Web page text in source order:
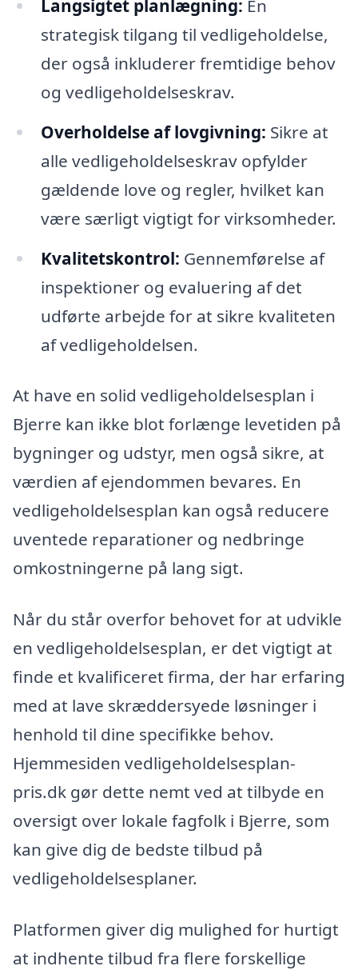
Langsigtet planlægning: En
strategisk tilgang til vedligeholdelse,
der også inkluderer fremtidige behov
og vedligeholdelseskrav.
Overholdelse af lovgivning: Sikre at
alle vedligeholdelseskrav opfylder
gældende love og regler, hvilket kan
være særligt vigtigt for virksomheder.
Kvalitetskontrol: Gennemførelse af
inspektioner og evaluering af det
udførte arbejde for at sikre kvaliteten
af vedligeholdelsen.
At have en solid vedligeholdelsesplan i
Bjerre kan ikke blot forlænge levetiden på
bygninger og udstyr, men også sikre, at
værdien af ejendommen bevares. En
vedligeholdelsesplan kan også reducere
uventede reparationer og nedbringe
omkostningerne på lang sigt.
Når du står overfor behovet for at udvikle
en vedligeholdelsesplan, er det vigtigt at
finde et kvalificeret firma, der har erfaring
med at lave skræddersyede løsninger i
henhold til dine specifikke behov.
Hjemmesiden vedligeholdelsesplan-
pris.dk gør dette nemt ved at tilbyde en
oversigt over lokale fagfolk i Bjerre, som
kan give dig de bedste tilbud på
vedligeholdelsesplaner.
Platformen giver dig mulighed for hurtigt
at indhente tilbud fra flere forskellige